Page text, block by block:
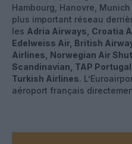
Hambourg, Hanovre,
plus important réseau
les Adria Airways, Croatia
Edelweiss Air, British
Airlines, Norwegian Air
Scandinavian, TAP
Turkish Airlines.
aéroport français